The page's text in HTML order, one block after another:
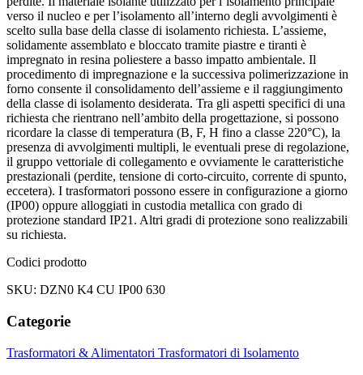
verso il nucleo e per l’isolamento all’interno degli avvolgimenti è
scelto sulla base della classe di isolamento richiesta. L’assieme,
solidamente assemblato e bloccato tramite piastre e tiranti è
impregnato in resina poliestere a basso impatto ambientale. Il
procedimento di impregnazione e la successiva polimerizzazione in
forno consente il consolidamento dell’assieme e il raggiungimento
della classe di isolamento desiderata. Tra gli aspetti specifici di una
richiesta che rientrano nell’ambito della progettazione, si possono
ricordare la classe di temperatura (B, F, H fino a classe 220°C), la
presenza di avvolgimenti multipli, le eventuali prese di regolazione,
il gruppo vettoriale di collegamento e ovviamente le caratteristiche
prestazionali (perdite, tensione di corto-circuito, corrente di spunto,
eccetera). I trasformatori possono essere in configurazione a giorno
(IP00) oppure alloggiati in custodia metallica con grado di
protezione standard IP21. Altri gradi di protezione sono realizzabili
su richiesta.
Codici prodotto
SKU: DZN0 K4 CU IP00 630
Categorie
Trasformatori & Alimentatori Trasformatori di Isolamento